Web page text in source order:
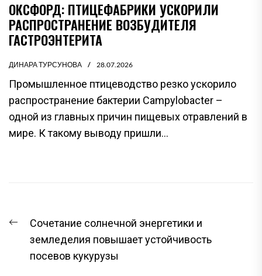
ОКСФОРД: ПТИЦЕФАБРИКИ УСКОРИЛИ
РАСПРОСТРАНЕНИЕ ВОЗБУДИТЕЛЯ
ГАСТРОЭНТЕРИТА
ДИНАРА ТУРСУНОВА 28.07.2026
Промышленное птицеводство резко ускорило
распространение бактерии Campylobacter –
одной из главных причин пищевых отравлений в
мире. К такому выводу пришли...
ПО
ЗАПИСЯМ
Предыдущая
запись:
Сочетание солнечной энергетики и
земледелия повышает устойчивость
посевов кукурузы